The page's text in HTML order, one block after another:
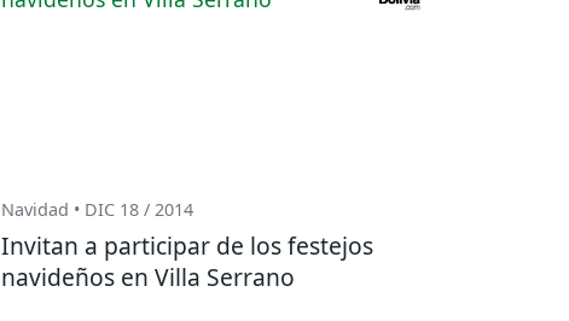
Navidad • DIC 18 / 2014
Invitan a participar de los festejos
navideños en Villa Serrano